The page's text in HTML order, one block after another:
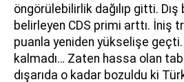
öngörülebilirlik dağılıp gitti.
belirleyen CDS primi arttı. İniş
puanla yeniden yükselişe
kalmadı… Zaten hassa olan
dışarıda o kadar bozuldu ki